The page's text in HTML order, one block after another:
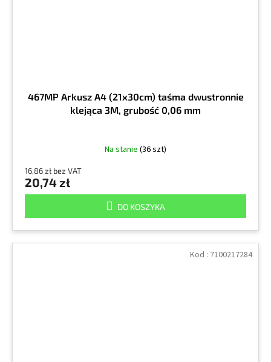
467MP Arkusz A4 (21x30cm) taśma dwustronnie
klejąca 3M, grubość 0,06 mm
Na stanie (36 szt)
16,86 zł bez VAT
20,74 zł
DO KOSZYKA
Kod : 7100217284